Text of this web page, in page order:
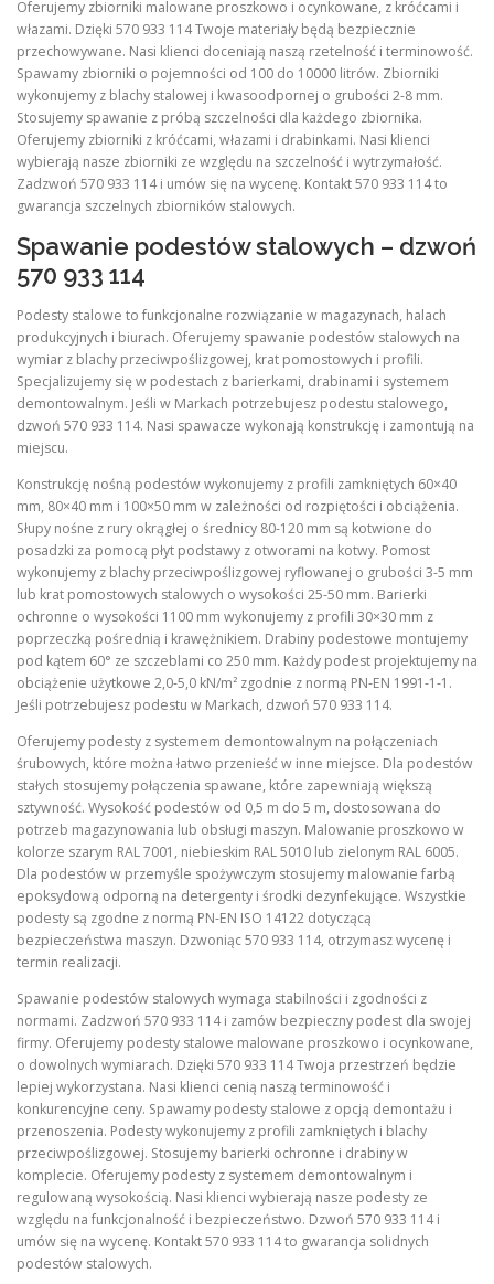
Oferujemy zbiorniki malowane proszkowo i ocynkowane, z króćcami i
włazami. Dzięki 570 933 114 Twoje materiały będą bezpiecznie
przechowywane. Nasi klienci doceniają naszą rzetelność i terminowość.
Spawamy zbiorniki o pojemności od 100 do 10000 litrów. Zbiorniki
wykonujemy z blachy stalowej i kwasoodpornej o grubości 2-8 mm.
Stosujemy spawanie z próbą szczelności dla każdego zbiornika.
Oferujemy zbiorniki z króćcami, włazami i drabinkami. Nasi klienci
wybierają nasze zbiorniki ze względu na szczelność i wytrzymałość.
Zadzwoń 570 933 114 i umów się na wycenę. Kontakt 570 933 114 to
gwarancja szczelnych zbiorników stalowych.
Spawanie podestów stalowych – dzwoń
570 933 114
Podesty stalowe to funkcjonalne rozwiązanie w magazynach, halach
produkcyjnych i biurach. Oferujemy spawanie podestów stalowych na
wymiar z blachy przeciwpoślizgowej, krat pomostowych i profili.
Specjalizujemy się w podestach z barierkami, drabinami i systemem
demontowalnym. Jeśli w Markach potrzebujesz podestu stalowego,
dzwoń 570 933 114. Nasi spawacze wykonają konstrukcję i zamontują na
miejscu.
Konstrukcję nośną podestów wykonujemy z profili zamkniętych 60×40
mm, 80×40 mm i 100×50 mm w zależności od rozpiętości i obciążenia.
Słupy nośne z rury okrągłej o średnicy 80-120 mm są kotwione do
posadzki za pomocą płyt podstawy z otworami na kotwy. Pomost
wykonujemy z blachy przeciwpoślizgowej ryflowanej o grubości 3-5 mm
lub krat pomostowych stalowych o wysokości 25-50 mm. Barierki
ochronne o wysokości 1100 mm wykonujemy z profili 30×30 mm z
poprzeczką pośrednią i krawężnikiem. Drabiny podestowe montujemy
pod kątem 60° ze szczeblami co 250 mm. Każdy podest projektujemy na
obciążenie użytkowe 2,0-5,0 kN/m² zgodnie z normą PN-EN 1991-1-1.
Jeśli potrzebujesz podestu w Markach, dzwoń 570 933 114.
Oferujemy podesty z systemem demontowalnym na połączeniach
śrubowych, które można łatwo przenieść w inne miejsce. Dla podestów
stałych stosujemy połączenia spawane, które zapewniają większą
sztywność. Wysokość podestów od 0,5 m do 5 m, dostosowana do
potrzeb magazynowania lub obsługi maszyn. Malowanie proszkowo w
kolorze szarym RAL 7001, niebieskim RAL 5010 lub zielonym RAL 6005.
Dla podestów w przemyśle spożywczym stosujemy malowanie farbą
epoksydową odporną na detergenty i środki dezynfekujące. Wszystkie
podesty są zgodne z normą PN-EN ISO 14122 dotyczącą
bezpieczeństwa maszyn. Dzwoniąc 570 933 114, otrzymasz wycenę i
termin realizacji.
Spawanie podestów stalowych wymaga stabilności i zgodności z
normami. Zadzwoń 570 933 114 i zamów bezpieczny podest dla swojej
firmy. Oferujemy podesty stalowe malowane proszkowo i ocynkowane,
o dowolnych wymiarach. Dzięki 570 933 114 Twoja przestrzeń będzie
lepiej wykorzystana. Nasi klienci cenią naszą terminowość i
konkurencyjne ceny. Spawamy podesty stalowe z opcją demontażu i
przenoszenia. Podesty wykonujemy z profili zamkniętych i blachy
przeciwpoślizgowej. Stosujemy barierki ochronne i drabiny w
komplecie. Oferujemy podesty z systemem demontowalnym i
regulowaną wysokością. Nasi klienci wybierają nasze podesty ze
względu na funkcjonalność i bezpieczeństwo. Dzwoń 570 933 114 i
umów się na wycenę. Kontakt 570 933 114 to gwarancja solidnych
podestów stalowych.